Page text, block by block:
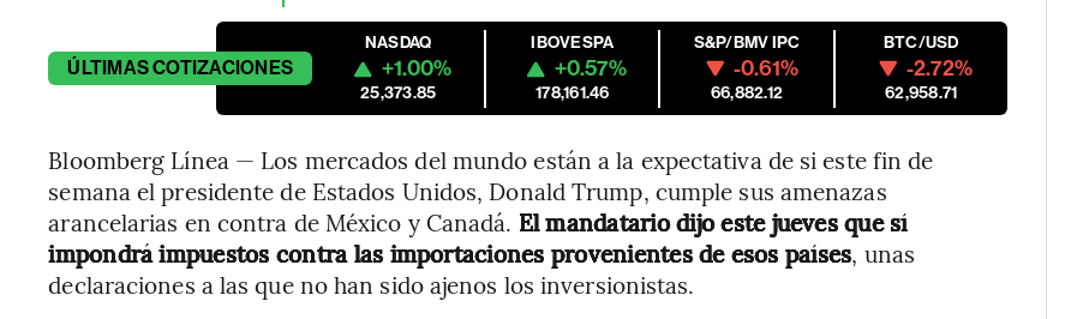
ÚLTIMASCOTIZACIONES
NASDAQ
+1.00%
25,373.85
IBOVESPA
+0.57%
178,161.46
S&P/BMV IPC
-0.61%
66,882.12
BTC/USD
-2.72%
62,958.71
Bloomberg Línea — Los mercados del mundo están a la expectativa de si este fin de
semana el presidente de Estados Unidos, Donald Trump, cumple sus amenazas
arancelarias en contra de México y Canadá. El mandatario dijo este jueves que sí
impondrá impuestos contra las importaciones provenientes de esos países, unas
declaraciones a las que no han sido ajenos los inversionistas.